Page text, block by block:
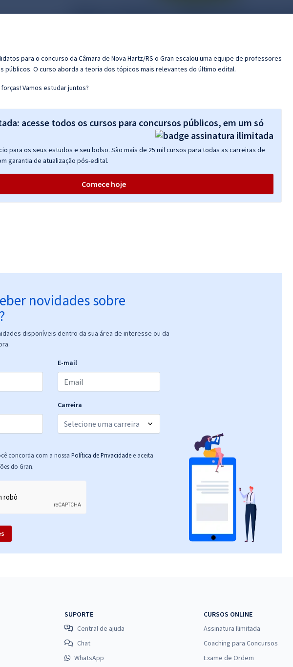
para o concurso da Câmara de Nova Hartz/RS o Gran escalou uma equipe de professores
públicos. O curso aborda a teoria dos tópicos mais relevantes do último edital.
Vamos estudar juntos?
acesse todos os cursos para concursos públicos, em um só
para os seus estudos e seu bolso. São mais de 25 mil cursos para todas as carreiras de
garantia de atualização pós-edital.
Comece hoje
novidades sobre
disponíveis dentro da sua área de interesse ou da
E-mail
Carreira
concorda com a nossa Política de Privacidade e aceita
do Gran.
SUPORTE
Central de ajuda
Chat
WhatsApp
CURSOS ONLINE
Assinatura Ilimitada
Coaching para Concursos
Exame de Ordem